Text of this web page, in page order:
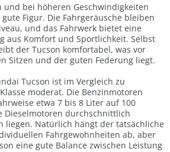
bei höheren Geschwindigkeiten
Figur. Die Fahrgeräusche bleiben
und das Fahrwerk bietet eine
aus Komfort und Sportlichkeit. Selbst
der Tucson komfortabel, was vor
Sitzen und der guten Federung liegt.
Tucson ist im Vergleich zu
moderat. Die Benzinmotoren
etwa 7 bis 8 Liter auf 100
Dieselmotoren durchschnittlich
liegen. Natürlich hängt der tatsächliche
Fahrgewohnheiten ab, aber
eine gute Balance zwischen Leistung